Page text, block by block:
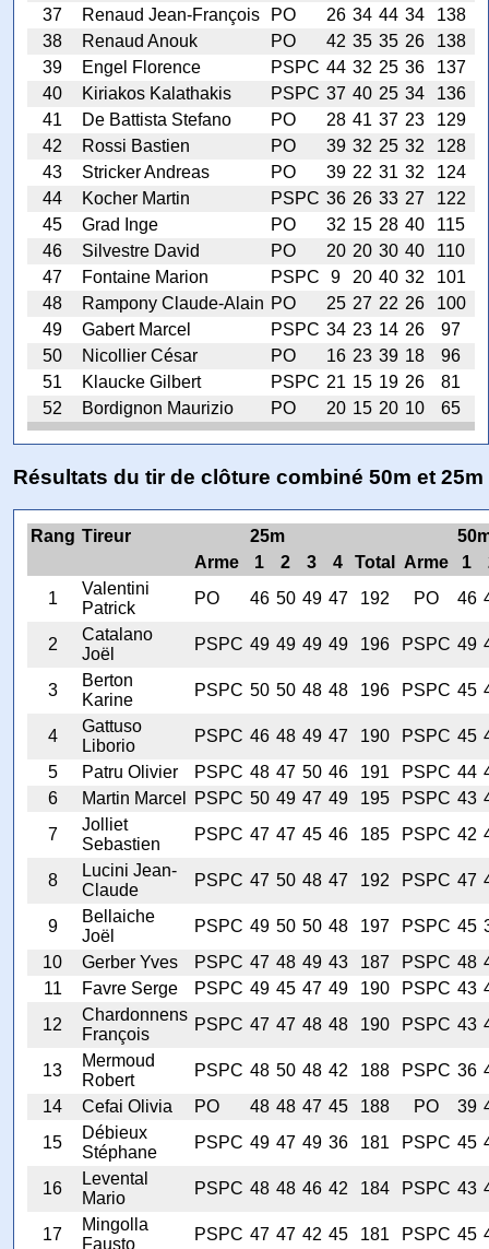
37
Renaud Jean-François PO 26 34 44 34
138
38
Renaud Anouk PO 42 35 35 26
138
39
Engel Florence PSPC 44 32 25 36
137
40
Kiriakos Kalathakis PSPC 37 40 25 34
136
41
De Battista Stefano PO 28 41 37 23
129
42
Rossi Bastien PO 39 32 25 32
128
43
Stricker Andreas PO 39 22 31 32
124
44
Kocher Martin PSPC 36 26 33 27
122
45
Grad Inge PO 32 15 28 40
115
46
Silvestre David PO 20 20 30 40
110
47
Fontaine Marion PSPC 9 20 40 32
101
48
Rampony Claude-Alain PO 25 27 22 26
100
49
Gabert Marcel PSPC 34 23 14 26
97
50
Nicollier César PO 16 23 39 18
96
51
Klaucke Gilbert PSPC 21 15 19 26
81
52
Bordignon Maurizio PO 20 15 20 10 65
Résultats du tir de clôture combiné 50m et 25m
Rang Tireur 25m
Arme
1 2 3 4 Total Arme 1
1
Valentini
Patrick
PO 46 50 49 47 192 PO 46
2
Catalano
Joël
PSPC 49 49 49 49 196 PSPC 49
3
Berton
Karine
PSPC 50 50 48 48 196 PSPC 45
4
Gattuso
Liborio
PSPC 46 48 49 47 190 PSPC 45
5
Patru Olivier PSPC 48 47 50 46 191 PSPC 44
6
Martin Marcel PSPC 50 49 47 49 195 PSPC 43
7
Jolliet
Sebastien
PSPC 47 47 45 46 185 PSPC 42
8
Lucini Jean-
Claude
PSPC 47 50 48 47 192 PSPC 47
9
Bellaiche
Joël
PSPC 49 50 50 48 197 PSPC 45
10
Gerber Yves PSPC 47 48 49 43 187 PSPC 48
11
Favre Serge PSPC 49 45 47 49 190 PSPC 43
12
Chardonnens
François
PSPC 47 47 48 48 190 PSPC 43
13
Mermoud
Robert
PSPC 48 50 48 42 188 PSPC 36
14
Cefai Olivia PO 48 48 47 45 188 PO 39
15
Débieux
Stéphane
PSPC 49 47 49 36 181 PSPC 45
16
Levental
Mario
PSPC 48 48 46 42 184 PSPC 43
17
Mingolla
Fausto
PSPC 47 47 42 45 181 PSPC 45